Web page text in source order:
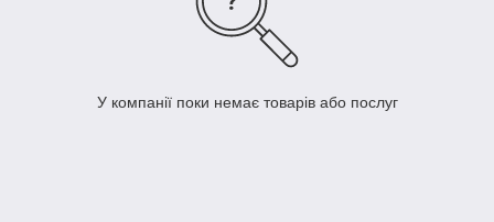
У компанії поки немає товарів або послуг